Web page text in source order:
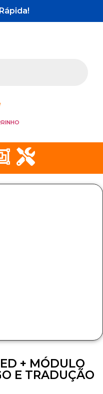
+ MÓDULO
E TRADUÇÃO